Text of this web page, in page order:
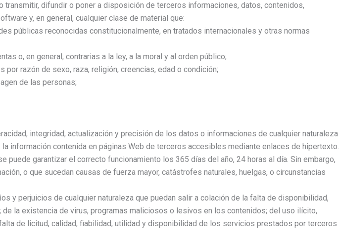
transmitir, difundir o poner a disposición de terceros informaciones, datos, contenidos,
y, en general, cualquier clase de material que:
públicas reconocidas constitucionalmente, en tratados internacionales y otras normas
o, en general, contrarias a la ley, a la moral y al orden público;
razón de sexo, raza, religión, creencias, edad o condición;
de las personas;
integridad, actualización y precisión de los datos o informaciones de cualquier naturaleza
información contenida en páginas Web de terceros accesibles mediante enlaces de hipertexto.
puede garantizar el correcto funcionamiento los 365 días del año, 24 horas al día. Sin embargo,
o que sucedan causas de fuerza mayor, catástrofes naturales, huelgas, o circunstancias
y perjuicios de cualquier naturaleza que puedan salir a colación de la falta de disponibilidad,
la existencia de virus, programas maliciosos o lesivos en los contenidos; del uso ilícito,
de licitud, calidad, fiabilidad, utilidad y disponibilidad de los servicios prestados por terceros